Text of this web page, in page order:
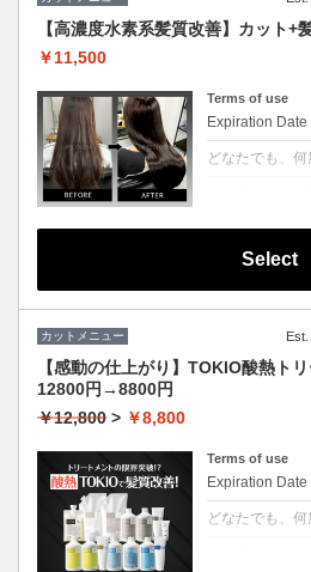
【高濃度水素系髪質改善】カット+
￥11,500
Terms of use
Expiration Date
どなたでも、
トリートメン
なく、生えて
Select
カットメニュー
【感動の仕上がり】TOKIO酸熱ト
12800円→8800円
￥12,800 > ￥8,800
Terms of use
Expiration Date
どなたでも、